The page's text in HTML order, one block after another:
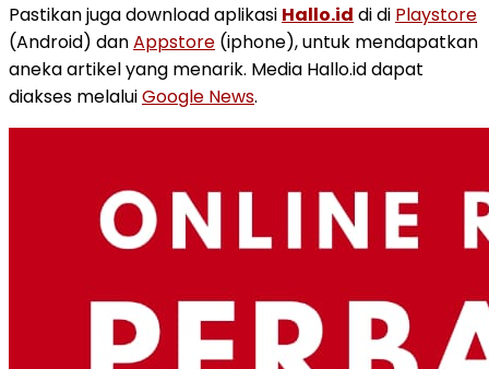
Pastikan juga download aplikasi Hallo.id di di Playstore
(Android) danAppstore (iphone), untuk mendapatkan
aneka artikel yang menarik. Media Hallo.id dapat
diakses melaluiGoogle News.